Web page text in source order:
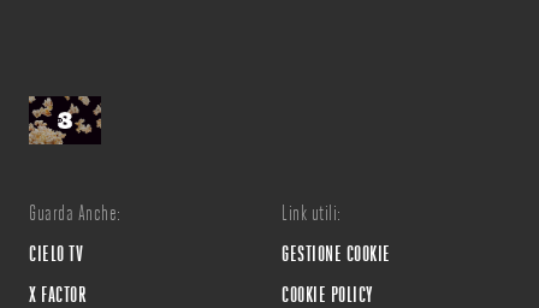
Guarda Anche:
CIELO TV
X FACTOR
Link utili:
GESTIONE COOKIE
COOKIE POLICY